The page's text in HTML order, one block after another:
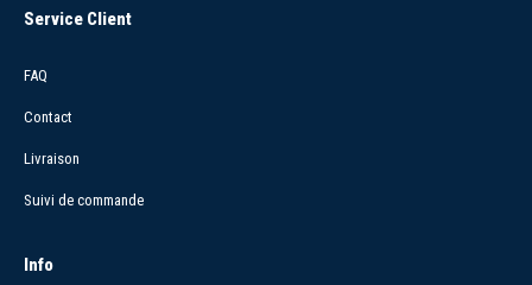
Service Client
FAQ
Contact
Livraison
Suivi de commande
Info